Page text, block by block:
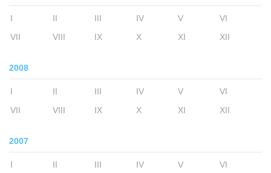
I II III IV V
VI
VII
VIII IX X XI XII
2008
I II III IV V
VI
VII
VIII IX X XI XII
2007
I II III IV V
VI